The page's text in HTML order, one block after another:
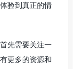
验到真正的情
先需要关注一
更多的资源和